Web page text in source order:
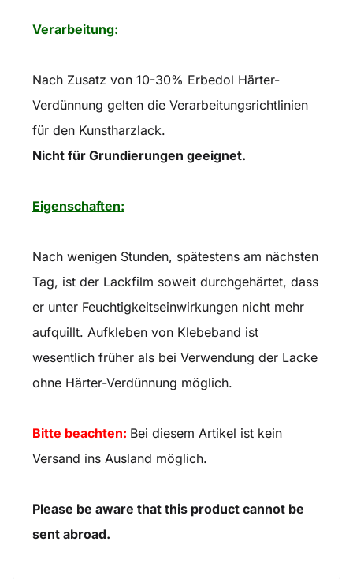
Verarbeitung:
Nach Zusatz von 10-30% Erbedol Härter-
Verdünnung gelten die Verarbeitungsrichtlinien
für den Kunstharzlack.
Nicht für Grundierungen geeignet.
Eigenschaften:
Nach wenigen Stunden, spätestens am nächsten
Tag, ist der Lackfilm soweit durchgehärtet, dass
er unter Feuchtigkeitseinwirkungen nicht mehr
aufquillt. Aufkleben von Klebeband ist
wesentlich früher als bei Verwendung der Lacke
ohne Härter-Verdünnung möglich.
Bitte beachten: Bei diesem Artikel ist kein
Versand ins Ausland möglich.
Please be aware that this product cannot be
sent abroad.